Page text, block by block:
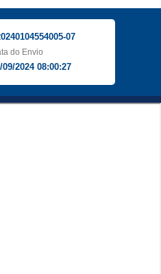
07
do Envio
09/2024 08:00:27